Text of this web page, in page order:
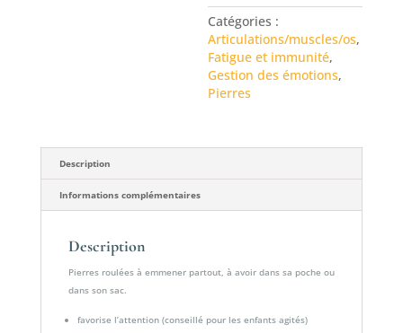
polies
en
bois
fossilisé
Catégories :
Articulations/muscles/os,
Fatigue et immunité,
Gestion des émotions,
Pierres
Description
Informations complémentaires
Description
Pierres roulées à emmener partout, à avoir dans sa poche ou
dans son sac.
favorise l’attention (conseillé pour les enfants agités)